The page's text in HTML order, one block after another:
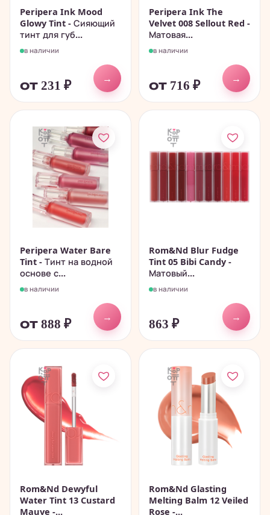
Peripera Ink Mood
Glowy Tint - Сияющий
тинт для губ...
в наличии
от 231 ₽
→
Peripera Ink The
Velvet 008 Sellout Red -
Матовая...
в наличии
от 716 ₽
→
Peripera Water Bare
Tint - Тинт на водной
основе с...
в наличии
от 888 ₽
→
Rom&Nd Blur Fudge
Tint 05 Bibi Candy -
Матовый...
в наличии
863 ₽
→
Rom&Nd Dewyful
Water Tint 13 Custard
Mauve -...
Rom&Nd Glasting
Melting Balm 12 Veiled
Rose -...